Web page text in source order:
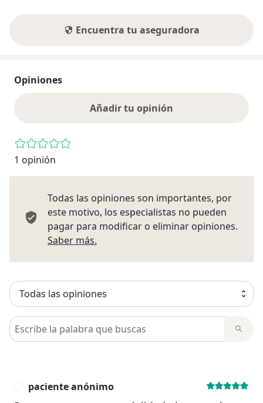
Encuentra tu aseguradora
Opiniones
Añadir tu opinión
1 opinión
Todas las opiniones son importantes, por
este motivo, los especialistas no pueden
pagar para modificar o eliminar opiniones.
Saber más.
Busca en opiniones
paciente anónimo